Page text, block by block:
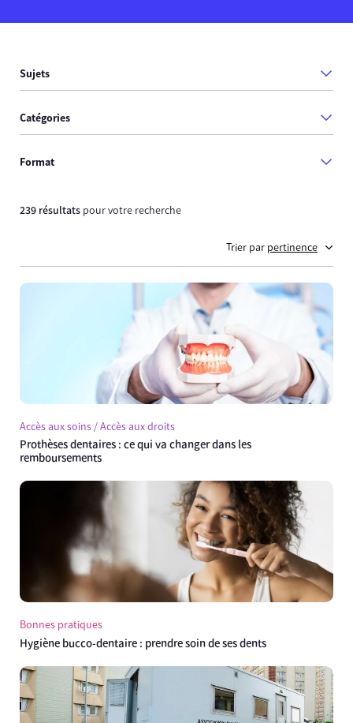
Sujets
Catégories
Format
239 résultats pour votre recherche
Trier par pertinence
Accès aux soins / Accès aux droits
Prothèses dentaires : ce qui va changer dans les
remboursements
Bonnes pratiques
Hygiène bucco-dentaire : prendre soin de ses dents